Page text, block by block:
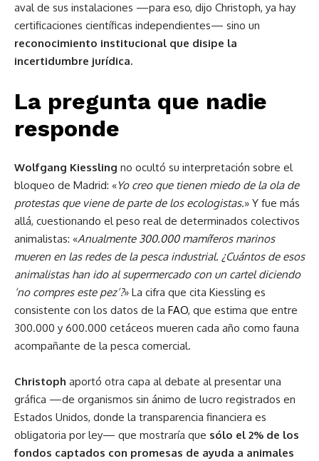
aval de sus instalaciones —para eso, dijo Christoph, ya hay
certificaciones científicas independientes— sino un
reconocimiento institucional que disipe la
incertidumbre jurídica.
La pregunta que nadie
responde
Wolfgang Kiessling no ocultó su interpretación sobre el
bloqueo de Madrid: «Yo creo que tienen miedo de la ola de
protestas que viene de parte de los ecologistas.» Y fue más
allá, cuestionando el peso real de determinados colectivos
animalistas: «Anualmente 300.000 mamíferos marinos
mueren en las redes de la pesca industrial. ¿Cuántos de esos
animalistas han ido al supermercado con un cartel diciendo
‘no compres este pez’?» La cifra que cita Kiessling es
consistente con los datos de la FAO, que estima que entre
300.000 y 600.000 cetáceos mueren cada año como fauna
acompañante de la pesca comercial.
Christoph aportó otra capa al debate al presentar una
gráfica —de organismos sin ánimo de lucro registrados en
Estados Unidos, donde la transparencia financiera es
obligatoria por ley— que mostraría que sólo el 2% de los
fondos captados con promesas de ayuda a animales